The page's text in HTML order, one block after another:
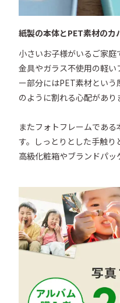
紙製の本体とPET素材のカ
小さいお子様がいるご家庭
金具やガラス不使用の軽
ー部分にはPET素材とい
のように割れる心配があり
またフォトフレームであ
す。しっとりとした手触り
高級化粧箱やブランドパッ